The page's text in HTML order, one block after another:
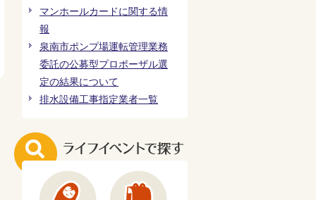
マンホールカードに関する情
報
泉南市ポンプ場運転管理業務
委託の公募型プロポーザル選
定の結果について
排水設備工事指定業者一覧